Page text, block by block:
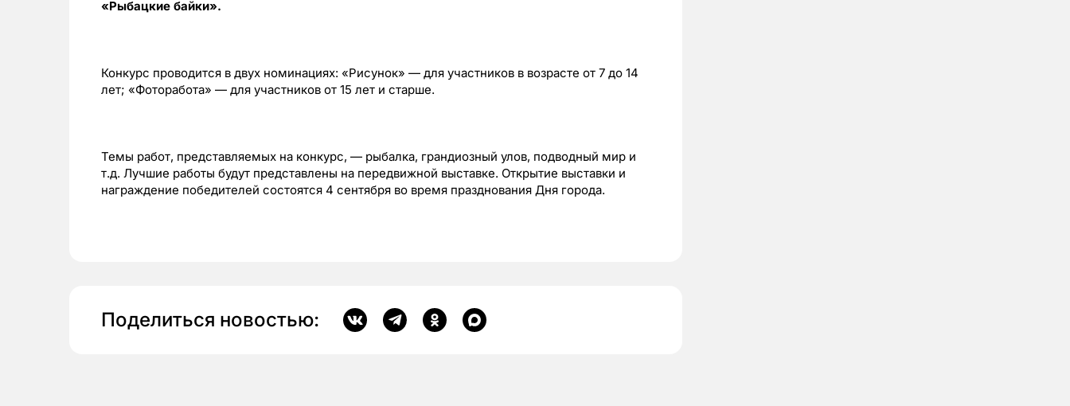
«Рыбацкие байки».
Конкурс проводится в двух номинациях: «Рисунок» — для участников в возрасте от 7 до 14
лет; «Фоторабота» — для участников от 15 лет и старше.
Темы работ, представляемых на конкурс, — рыбалка, грандиозный улов, подводный мир и
т.д. Лучшие работы будут представлены на передвижной выставке. Открытие выставки и
награждение победителей состоятся 4 сентября во время празднования Дня города.
Поделиться новостью: